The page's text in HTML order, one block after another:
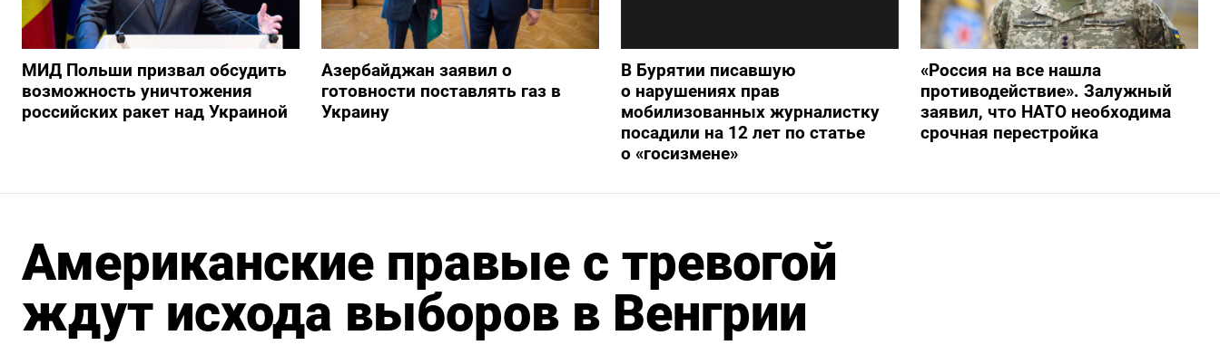
МИД Польши призвал обсудить
возможность уничтожения
российских ракет над Украиной
Азербайджан заявил о
готовности поставлять газ в
Украину
В Бурятии писавшую
о нарушениях прав
мобилизованных журналистку
посадили на 12 лет по статье
о «госизмене»
«Россия на все нашла
противодействие». Залужный
заявил, что НАТО необходима
срочная перестройка
Американские правые с тревогой
ждут исхода выборов в Венгрии